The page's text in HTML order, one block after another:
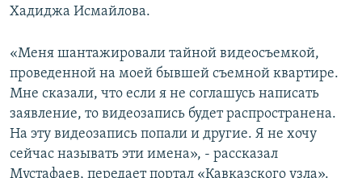
Хадиджа Исмайлова.
«Меня шантажировали тайной видеосъемкой,
проведенной на моей бывшей съемной квартире.
Мне сказали, что если я не соглашусь написать
заявление, то видеозапись будет распространена.
На эту видеозапись попали и другие. Я не хочу
сейчас называть эти имена», - рассказал
Мустафаев, передает портал «Кавказского узла».